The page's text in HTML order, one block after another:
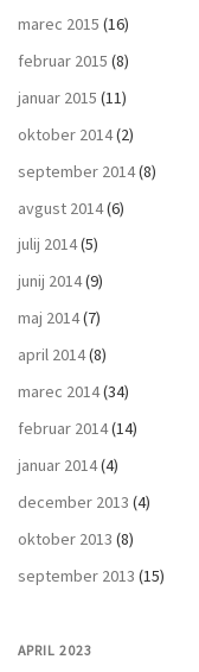
marec 2015 (16)
februar 2015 (8)
januar 2015 (11)
oktober 2014(2)
september 2014(8)
avgust 2014(6)
julij 2014(5)
junij 2014(9)
maj 2014(7)
april 2014(8)
marec 2014(34)
februar 2014(14)
januar 2014(4)
december 2013 (4)
oktober 2013 (8)
september 2013 (15)
APRIL 2023